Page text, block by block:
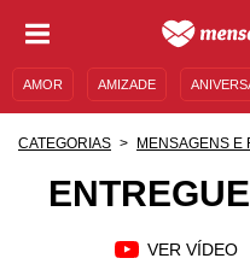
AMOR AMIZADE
CATEGORIAS MENSAGENS E
VER VÍDEO